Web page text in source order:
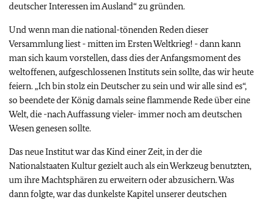
deutscher Interessen im Ausland“ zu gründen.
Und wenn man die national-tönenden Reden dieser
Versammlung liest - mitten im Ersten Weltkrieg! - dann kann
man sich kaum vorstellen, dass dies der Anfangsmoment des
weltoffenen, aufgeschlossenen Instituts sein sollte, das wir heute
feiern. „Ich bin stolz ein Deutscher zu sein und wir alle sind es“,
so beendete der König damals seine flammende Rede über eine
Welt, die -nach Auffassung vieler- immer noch am deutschen
Wesen genesen sollte.
Das neue Institut war das Kind einer Zeit, in der die
Nationalstaaten Kultur gezielt auch als ein Werkzeug benutzten,
um ihre Machtsphären zu erweitern oder abzusichern. Was
dann folgte, war das dunkelste Kapitel unserer deutschen